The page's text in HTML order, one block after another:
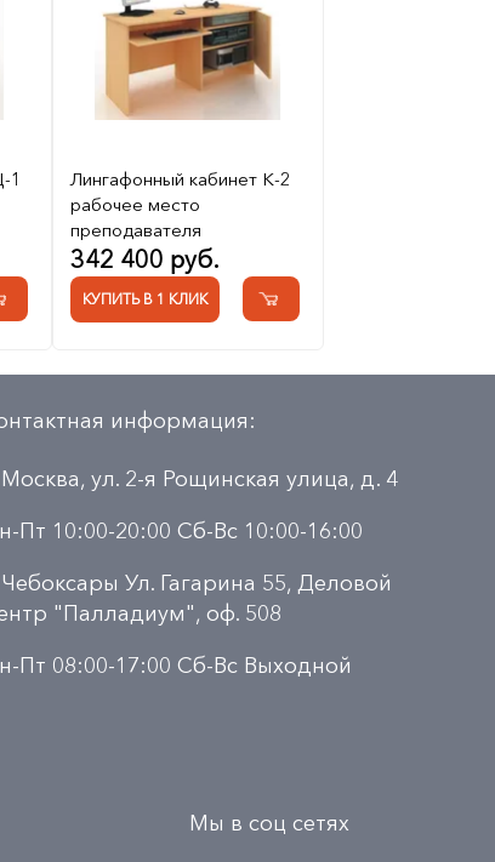
1
Лингафонный кабинет К-2
рабочее место
преподавателя
342 400 руб.
КУПИТЬ В 1 КЛИК
информация:
Москва, ул. 2-я Рощинская улица, д. 4
Пт 10:00-20:00 Сб-Вс 10:00-16:00
Чебоксары Ул. Гагарина 55, Деловой
"Палладиум", оф. 508
Пт 08:00-17:00 Сб-Вс Выходной
Мы в соц сетях